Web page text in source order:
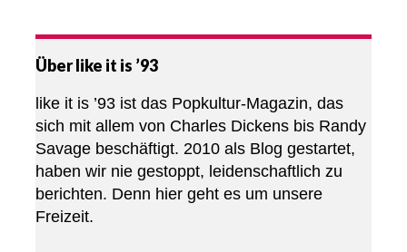
Über like it is ’93
like it is ’93 ist das Popkultur-Magazin, das
sich mit allem von Charles Dickens bis Randy
Savage beschäftigt. 2010 als Blog gestartet,
haben wir nie gestoppt, leidenschaftlich zu
berichten. Denn hier geht es um unsere
Freizeit.